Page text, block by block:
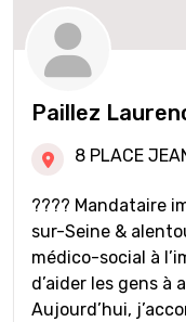
Paillez
8 PLACE
???? Mandataire
sur-Seine & alentours ???? De
médico-social à
d’aider les gens à
Aujourd’hui,